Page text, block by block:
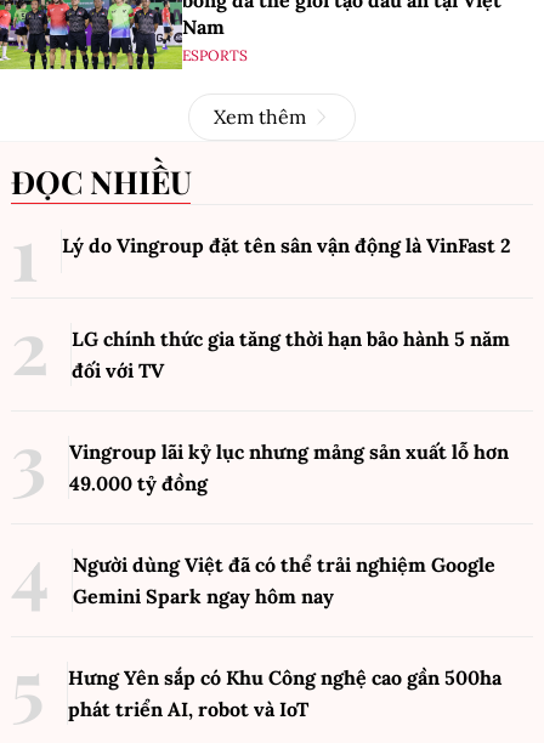
Nam
ESPORTS
Xem thêm
ĐỌC NHIỀU
Lý do Vingroup đặt tên sân vận động là VinFast 2
LG chính thức gia tăng thời hạn bảo hành 5 năm
đối với TV
Vingroup lãi kỷ lục nhưng mảng sản xuất lỗ hơn
49.000 tỷ đồng
Người dùng Việt đã có thể trải nghiệm Google
Gemini Spark ngay hôm nay
Hưng Yên sắp có Khu Công nghệ cao gần 500ha
phát triển AI, robot và IoT